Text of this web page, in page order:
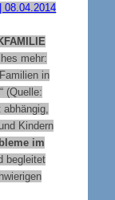
mehr:
in
(Quelle:
Kindern
im
begleitet